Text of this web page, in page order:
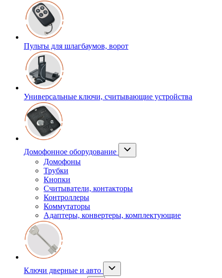
Пульты для шлагбаумов, ворот
Универсальные ключи, считывающие устройства
Домофонное оборудование
Домофоны
Трубки
Кнопки
Считыватели, контакторы
Контроллеры
Коммутаторы
Адаптеры, конвертеры, комплектующие
Ключи дверные и авто